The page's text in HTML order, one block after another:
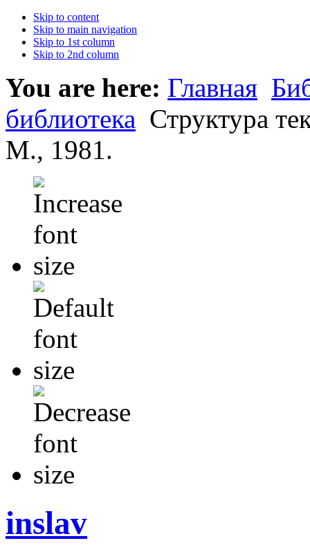
Skip to content
Skip to main navigation
Skip to 1st column
Skip to 2nd column
You are here: Главная
библиотека Структура
М., 1981.
inslav